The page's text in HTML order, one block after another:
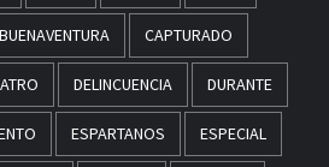
BUENAVENTURA CAPTURADO
DELINCUENCIA DURANTE
ESPARTANOS ESPECIAL